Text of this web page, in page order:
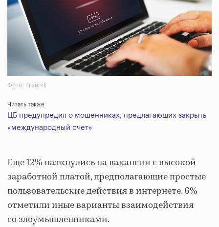
Фото: Freepik
Читать также
ЦБ предупредил о мошенниках, предлагающих закрыть
«международный счет»
Еще 12% наткнулись на вакансии с высокой
заработной платой, предполагающие простые
пользовательские действия в интернете. 6%
отметили иные варианты взаимодействия
со злоумышленниками.